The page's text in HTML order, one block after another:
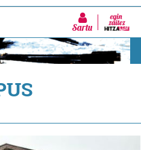
Sartu